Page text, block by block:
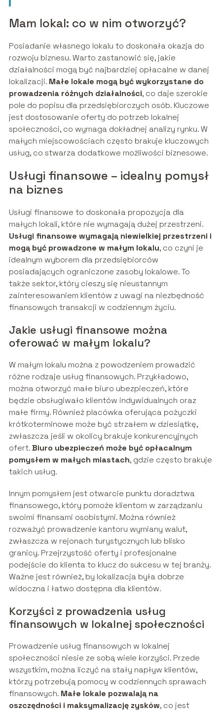
Mam lokal: co w nim otworzyć?
Posiadanie własnego lokalu to doskonała okazja do
rozwoju biznesu. Warto zastanowić się, jakie
działalności mogą być najbardziej opłacalne w danej
lokalizacji. Małe lokale mogą być wykorzystane do
prowadzenia różnych działalności, co daje szerokie
pole do popisu dla przedsiębiorczych osób. Kluczowe
jest dostosowanie oferty do potrzeb lokalnej
społeczności, co wymaga dokładnej analizy rynku. W
małych miejscowościach często brakuje kluczowych
usług, co stwarza dodatkowe możliwości biznesowe.
Usługi finansowe – idealny pomysł
na biznes
Usługi finansowe to doskonała propozycja dla
małych lokali, które nie wymagają dużej przestrzeni.
Usługi finansowe wymagają niewielkiej przestrzeni i
mogą być prowadzone w małym lokalu, co czyni je
idealnym wyborem dla przedsiębiorców
posiadających ograniczone zasoby lokalowe. To
także sektor, który cieszy się nieustannym
zainteresowaniem klientów z uwagi na niezbędność
finansowych transakcji w codziennym życiu.
Jakie usługi finansowe można
oferować w małym lokalu?
W małym lokalu można z powodzeniem prowadzić
różne rodzaje usług finansowych. Przykładowo,
można otworzyć małe biuro ubezpieczeń, które
będzie obsługiwało klientów indywidualnych oraz
małe firmy. Również placówka oferująca pożyczki
krótkoterminowe może być strzałem w dziesiątkę,
zwłaszcza jeśli w okolicy brakuje konkurencyjnych
ofert.Biuro ubezpieczeń może być opłacalnym
pomysłem w małych miastach, gdzie często brakuje
takich usług.
Innym pomysłem jest otwarcie punktu doradztwa
finansowego, który pomoże klientom w zarządzaniu
swoimi finansami osobistymi. Można również
rozważyć prowadzenie kantoru wymiany walut,
zwłaszcza w rejonach turystycznych lub blisko
granicy. Przejrzystość oferty i profesjonalne
podejście do klienta to klucz do sukcesu w tej branży.
Ważne jest również, by lokalizacja była dobrze
widoczna i łatwo dostępna dla klientów.
Korzyści z prowadzenia usług
finansowych w lokalnej społeczności
Prowadzenie usług finansowych w lokalnej
społeczności niesie ze sobą wiele korzyści. Przede
wszystkim, można liczyć na stały napływ klientów,
którzy potrzebują pomocy w codziennych sprawach
finansowych. Małe lokale pozwalają na
oszczędności i maksymalizację zysków, co jest